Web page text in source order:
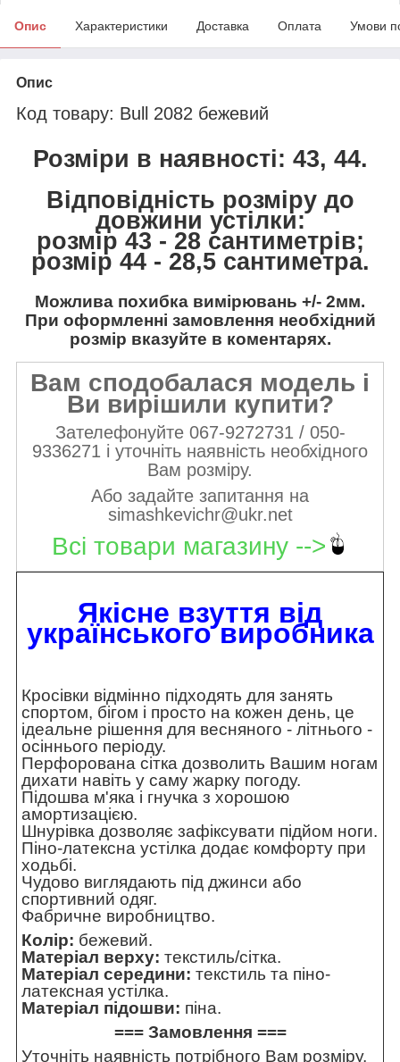
Опис Характеристики Доставка Оплата Умови
Опис
Код товару: Bull 2082 бежевий
Розміри в наявності: 43, 44.
Відповідність розміру до
довжини устілки:
розмір 43 - 28 сантиметрів;
розмір 44 - 28,5 сантиметра.
Можлива похибка вимірювань +/- 2мм.
При оформленні замовлення необхідний
розмір вказуйте в коментарях.
Вам сподобалася модель і
Ви вирішили купити?
Зателефонуйте 067-9272731 / 050-
9336271 і уточніть наявність необхідного
Вам розміру.
Або задайте запитання на
simashkevichr@ukr.net
Всі товари магазину -->
Якісне взуття від
українського виробника
Кросівки відмінно підходять для занять
спортом, бігом і просто на кожен день, це
ідеальне рішення для весняного - літнього -
осіннього періоду.
Перфорована сітка дозволить Вашим ногам
дихати навіть у саму жарку погоду.
Підошва м'яка і гнучка з хорошою
амортизацією.
Шнурівка дозволяє зафіксувати підйом ноги.
Піно-латексна устілка додає комфорту при
ходьбі.
Чудово виглядають під джинси або
спортивний одяг.
Фабричне виробництво.
Колір: бежевий.
Матеріал верху: текстиль/сітка.
Матеріал середини: текстиль та піно-
латексная устілка.
Матеріал підошви: піна.
=== Замовлення ===
Уточніть наявність потрібного Вам розміру,